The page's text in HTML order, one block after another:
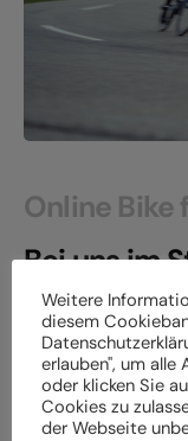
Online Bike
Bei uns im
In unserem cube-
garantiert das
Versand und
Weitere
diesem
erlauben", um
oder klicken Sie
Cookies zu
der Webseite